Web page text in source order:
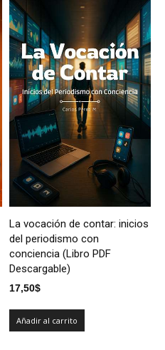
La vocación de contar: inicios
del periodismo con
conciencia (Libro PDF
Descargable)
17,50$
Añadir al carrito